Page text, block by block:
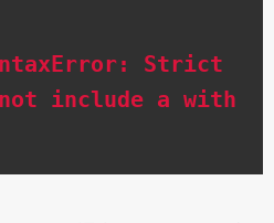
Strict
not include a with